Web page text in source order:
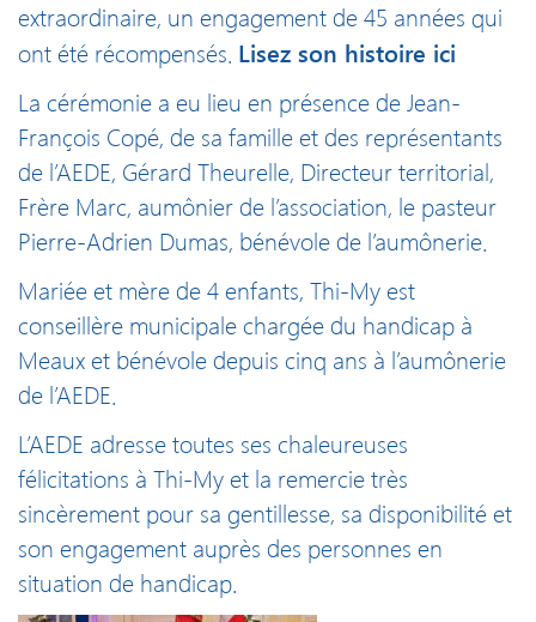
extraordinaire, un engagement de 45 années qui
ont été récompensés. Lisez son histoire ici
La cérémonie a eu lieu en présence de Jean-
François Copé, de sa famille et des représentants
de l’AEDE, Gérard Theurelle, Directeur territorial,
Frère Marc, aumônier de l’association, le pasteur
Pierre-Adrien Dumas, bénévole de l’aumônerie.
Mariée et mère de 4 enfants, Thi-My est
conseillère municipale chargée du handicap à
Meaux et bénévole depuis cinq ans à l’aumônerie
de l’AEDE.
L’AEDE adresse toutes ses chaleureuses
félicitations à Thi-My et la remercie très
sincèrement pour sa gentillesse, sa disponibilité et
son engagement auprès des personnes en
situation de handicap.